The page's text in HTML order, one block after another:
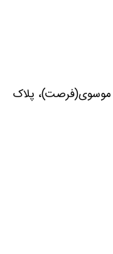
موسوی(فرصت)، پلاک